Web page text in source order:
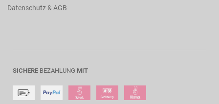
Datenschutz & AGB
SICHERE BEZAHLUNG MIT